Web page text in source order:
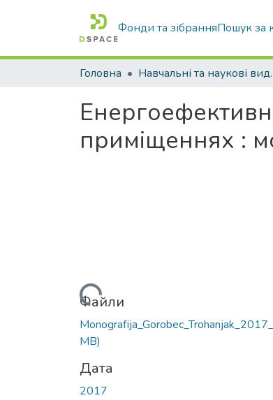
Фонди та зібранняПошук за
Головна
приміщеннях :
Вантажиться...Файли
MB)
Дата
2017